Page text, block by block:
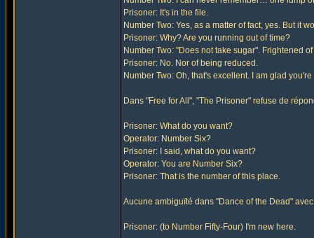
Prisoner: It's in the file.
Number Two: Yes, as a matter of fact, yes. But it
Prisoner: Why? Are you running out of time?
Number Two: "Does not take sugar". Frightened
Prisoner: No. Nor of being reduced.
Number Two: Oh, that's excellent. I am glad
Dans "Free for All", "The Prisoner" refuse de
Prisoner: What do you want?
Operator: Number Six?
Prisoner: I said, what do you want?
Operator: You are Number Six?
Prisoner: That is the number of this place.
Aucune ambiguïté dans "Dance of the Dead"
Prisoner: (to Number Fifty-Four) I'm new here.